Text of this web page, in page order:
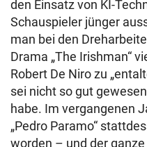
den Einsatz von KI-
Schauspieler jünger
man bei den
Drama „The Irishman“
Robert De Niro zu
sei nicht so gut
habe. Im vergangenen
„Pedro Paramo“
worden – und der